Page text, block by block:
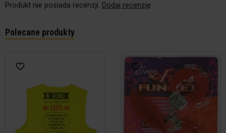
Produkt nie posiada recenzji. Dodaj recenzję
Polecane produkty